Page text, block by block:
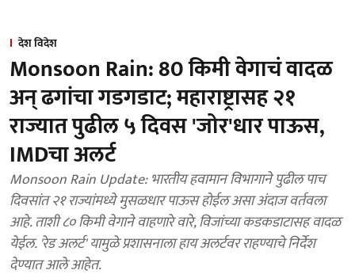
देश विदेश
Monsoon Rain: 80 किमी वेगाचं वादळ
अन् ढगांचा गडगडाट; महाराष्ट्रासह २१
राज्यात पुढील ५ दिवस 'जोर'धार पाऊस,
IMDचा अलर्ट
Monsoon Rain Update: भारतीय हवामान विभागाने पुढील पाच
दिवसांत २१ राज्यांमध्ये मुसळधार पाऊस होईल असा अंदाज वर्तवला
आहे. ताशी ८० किमी वेगाने वाहणारे वारे, विजांच्या कडकडाटासह वादळ
येईल. 'रेड अलर्ट' यामुळे प्रशासनाला हाय अलर्टवर राहण्याचे निर्देश
देण्यात आले आहेत.